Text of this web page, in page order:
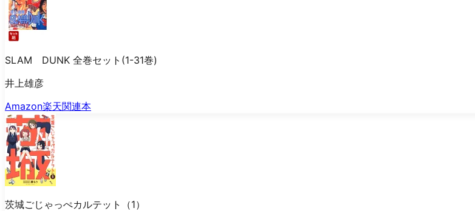
SLAM DUNK 全巻セット(1-31巻)
井上雄彦
Amazon楽天関連本
茨城ごじゃっぺカルテット（1）